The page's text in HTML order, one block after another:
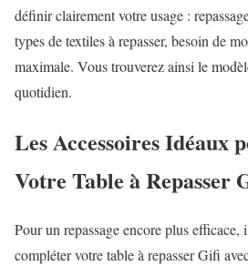
définir clairement votre usage :
types de textiles à repasser, besoin de
maximale. Vous trouverez ainsi le
quotidien.
Les Accessoires Idéaux
Votre Table à Repasser
Pour un repassage encore plus efficace,
compléter votre table à repasser Gifi